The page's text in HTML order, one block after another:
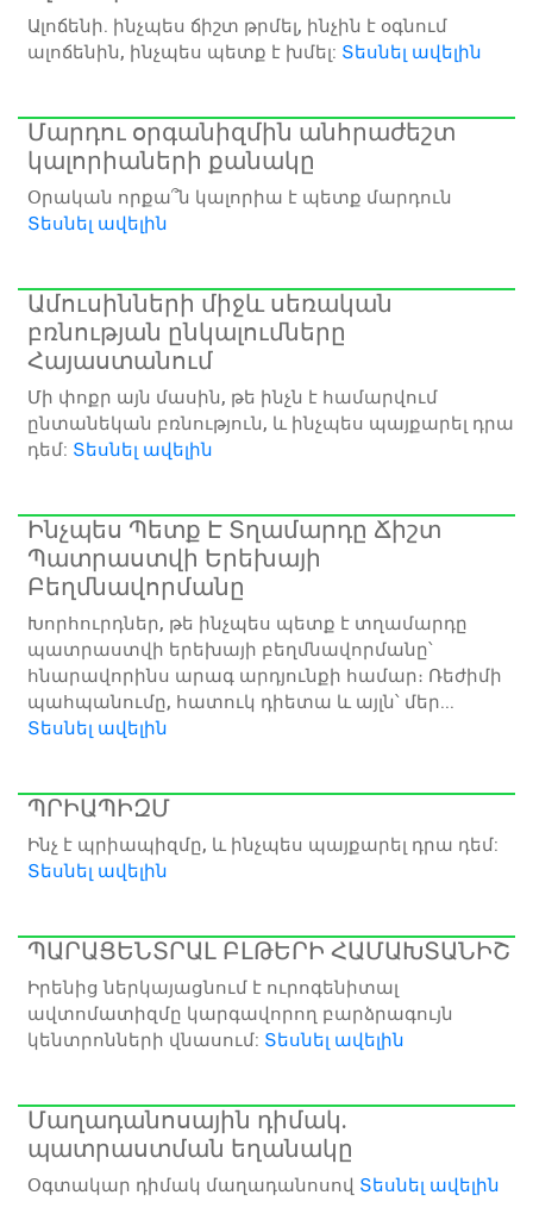
Ալոճենի. ինչպես ճիշտ թրմել, ինչին է օգնում
ալոճենին, ինչպես պետք է խմել: Տեսնել ավելին
Մարդու օրգանիզմին անհրաժեշտ
կալորիաների քանակը
Օրական որքա՞ն կալորիա է պետք մարդուն
Տեսնել ավելին
Ամուսինների միջև սեռական
բռնության ընկալումները
Հայաստանում
Մի փոքր այն մասին, թե ինչն է համարվում
ընտանեկան բռնություն, և ինչպես պայքարել դրա
դեմ: Տեսնել ավելին
Ինչպես Պետք Է Տղամարդը Ճիշտ
Պատրաստվի Երեխայի
Բեղմնավորմանը
Խորհուրդներ, թե ինչպես պետք է տղամարդը
պատրաստվի երեխայի բեղմնավորմանը՝
հնարավորինս արագ արդյունքի համար։ Ռեժիմի
պահպանումը, հատուկ դիետա և այլն՝ մեր...
Տեսնել ավելին
ՊՐԻԱՊԻԶՄ
Ինչ է պրիապիզմը, և ինչպես պայքարել դրա դեմ:
Տեսնել ավելին
ՊԱՐԱՑԵՆՏՐԱԼ ԲԼԹԵՐԻ ՀԱՄԱԽՏԱՆԻՇ
Իրենից ներկայացնում է ուրոգենիտալ
ավտոմատիզմը կարգավորող բարձրագույն
կենտրոնների վնասում: Տեսնել ավելին
Մաղադանոսային դիմակ.
պատրաստման եղանակը
Օգտակար դիմակ մաղադանոսով Տեսնել ավելին